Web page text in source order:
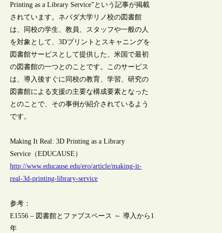
Printing as a Library Service”という記事が掲載
されています。ネバダ大学リノ校の図書館
は、同校の学生、教員、スタッフや一般の人
を対象として、3Dプリントとスキャニングを
図書館サービスとして提供した、米国で最初
の図書館の一つとのことです。このサービス
は、導入後すぐに同校の教育、学習、研究の
図書館による支援の主要な構成要素となった
とのことで、その事例が紹介されているよう
です。
Making It Real: 3D Printing as a Library
Service（EDUCAUSE）
http://www.educause.edu/ero/article/making-it-
real-3d-printing-library-service
参考：
E1556 – 図書館とファブスペース ～ 導入から1
年